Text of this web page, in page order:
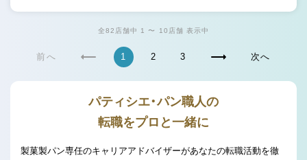
全82店舗中 1 〜 10店舗 表示中
前へ 1 2 3 次へ
パティシエ・パン職人の
転職をプロと一緒に
製菓製パン専任のキャリアアドバイザーがあなたの転職活動を徹